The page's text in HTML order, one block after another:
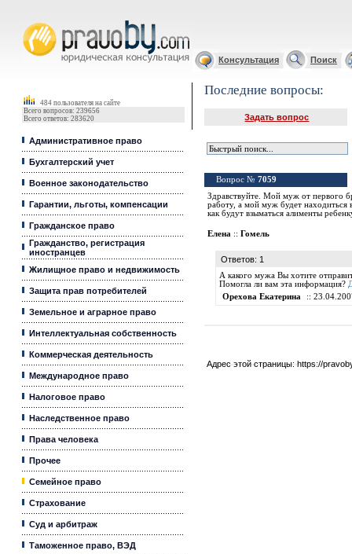
Консультация Поиск
484 пользователя на сайте
Всего вопросов: 239656
Всего ответов: 283620
Административное право
Бухгалтерский учет
Военное законодательство
Гарантии, льготы, компенсации
Гражданское право
Гражданство, регистрация
иностранцев
Жилищное право и недвижимость
Защита прав потребителей
Земельное и аграрное право
Интеллектуальная собственность
Коммерческая деятельность
Международное право
Налоговое право
Наследственное право
Права человека
Прочее
Семейное право
Страхование
Суд и арбитраж
Таможенное право, ВЭД
Последние вопросы:
Задать вопрос
Вопрос № 7059
Здравствуйте. Мой муж от первого
работу, а мой муж будет находиться
как будут взыматься алименты
Елена :: Гомель
Ответов: 1
А какого мужа Вы хотите
Помогла ли вам эта информация?
Орехова Екатерина
::
Адрес этой страницы: https://